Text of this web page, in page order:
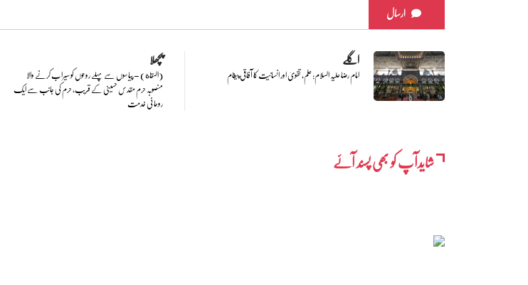
ارسال
پچھلا
(السقاة) – پیاسوں سے پہلے روحوں کو سیراب کرنے والا
منصوبہ حرم مقدس حسینی کے قریب، حرم کی جانب سے ایک
روحانی خدمت
اگلے
امام رضا علیہ السلام: علم، تقویٰ اور انسانیت کا آفاقی پیغام
شایدآپ کو بھی پسند آئے